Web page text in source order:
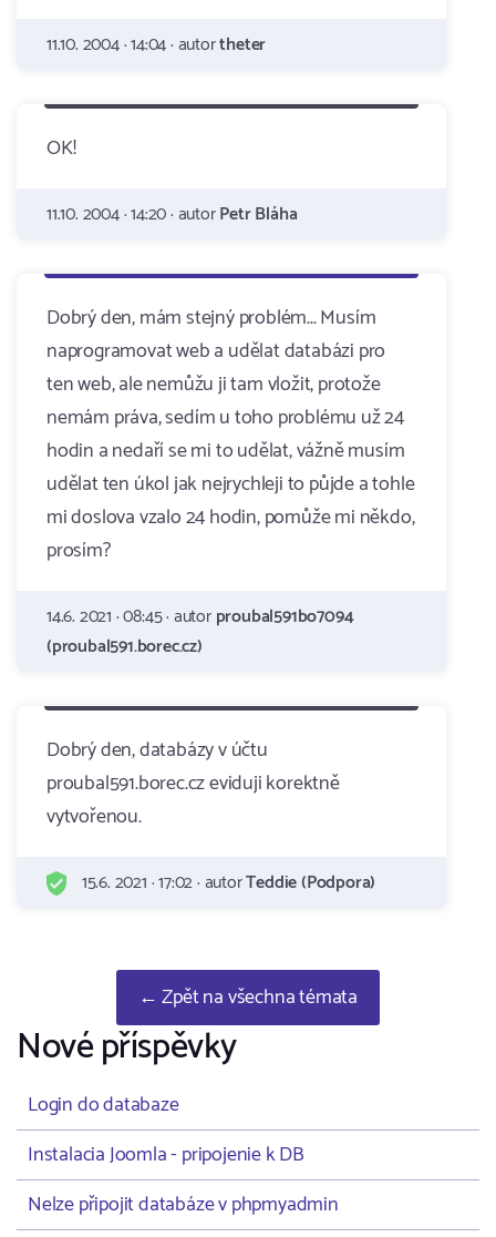
11.10. 2004 · 14:04 · autortheter
OK!
11.10. 2004 · 14:20 · autorPetr Bláha
Dobrý den, mám stejný problém... Musím
naprogramovat web a udělat databázi pro
ten web, ale nemůžu ji tam vložit, protože
nemám práva, sedím u toho problému už 24
hodin a nedaří se mi to udělat, vážně musím
udělat ten úkol jak nejrychleji to půjde a tohle
mi doslova vzalo 24 hodin, pomůže mi někdo,
prosím?
14.6. 2021 · 08:45 · autorproubal591bo7094
(proubal591.borec.cz)
Dobrý den, databázy v účtu
proubal591.borec.cz eviduji korektně
vytvořenou.
15.6. 2021 · 17:02 · autorTeddie (Podpora)
← Zpět na všechna témata
Nové příspěvky
Login do databaze
Instalacia Joomla - pripojenie k DB
Nelze připojit databáze v phpmyadmin